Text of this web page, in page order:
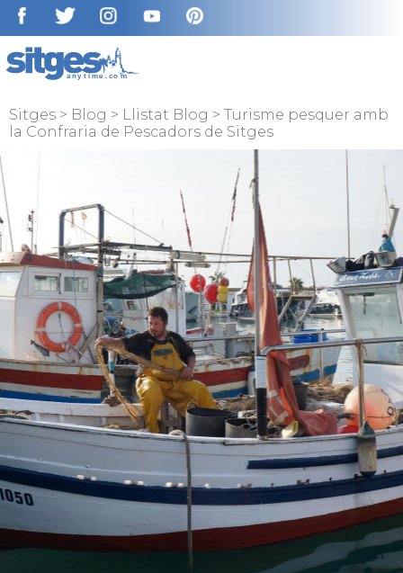
FRANÇAIS
Sitges > Blog > Llistat Blog > Turisme pesquer amb
la Confraria de Pescadors de Sitges